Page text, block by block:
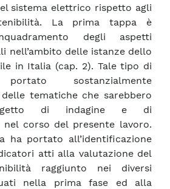
sistema elettrico rispetto agli
La prima tappa è
degli aspetti
nell’ambito delle istanze dello
in Italia (cap. 2). Tale tipo di
sostanzialmente
delle tematiche che sarebbero
di indagine e di
nel corso del presente lavoro.
ha portato all’identificazione
atti alla valutazione del
raggiunto nei diversi
nella prima fase ed alla